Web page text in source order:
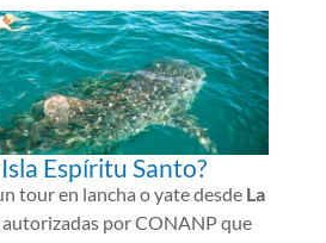
Espíritu Santo?
tour en lancha o yate desde La
autorizadas por CONANP que